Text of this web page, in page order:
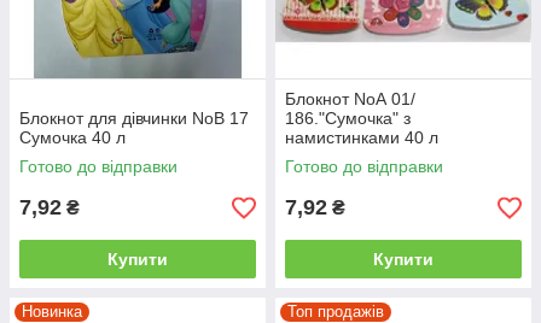
Блокнот для дівчинки NoВ 17
Сумочка 40 л
Готово до відправки
7,92 ₴
Купити
Блокнот NoА 01/
186."Сумочка" з
намистинками 40 л
Готово до відправки
7,92 ₴
Купити
Новинка Топ продажів